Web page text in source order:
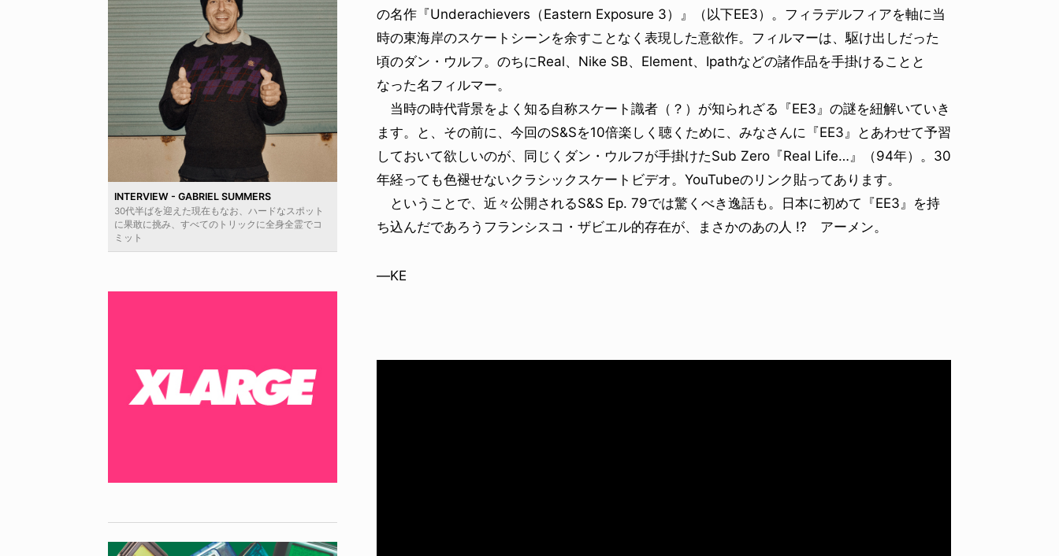
INTERVIEW - GABRIEL SUMMERS
30代半ばを迎えた現在もなお、ハードなスポット
に果敢に挑み、すべてのトリックに全身全霊でコ
ミット
の名作『Underachievers（Eastern Exposure 3）』（以下EE3）。フィラデルフィアを軸に当
時の東海岸のスケートシーンを余すことなく表現した意欲作。フィルマーは、駆け出しだった
頃のダン・ウルフ。のちにReal、Nike SB、Element、Ipathなどの諸作品を手掛けることと
なった名フィルマー。
当時の時代背景をよく知る自称スケート識者（？）が知られざる『EE3』の謎を紐解いていき
ます。と、その前に、今回のS&Sを10倍楽しく聴くために、みなさんに『EE3』とあわせて予習
しておいて欲しいのが、同じくダン・ウルフが手掛けたSub Zero『Real Life…』（94年）。30
年経っても色褪せないクラシックスケートビデオ。YouTubeのリンク貼ってあります。
ということで、近々公開されるS&S Ep. 79では驚くべき逸話も。日本に初めて『EE3』を持
ち込んだであろうフランシスコ・ザビエル的存在が、まさかのあの人 !? アーメン。
—KE